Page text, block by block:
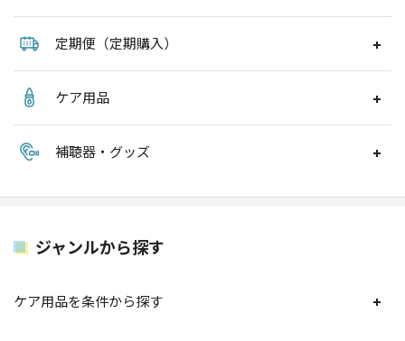
定期便（定期購入）
ケア用品
補聴器・グッズ
ジャンルから探す
ケア用品を条件から探す